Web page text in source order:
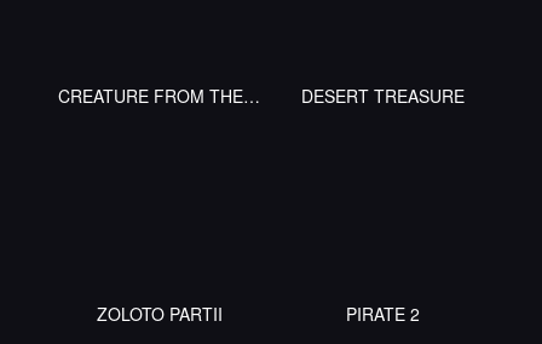
CREATURE FROM THE BLACK LAGOON DESERT TREASURE
ZOLOTO PARTII PIRATE 2